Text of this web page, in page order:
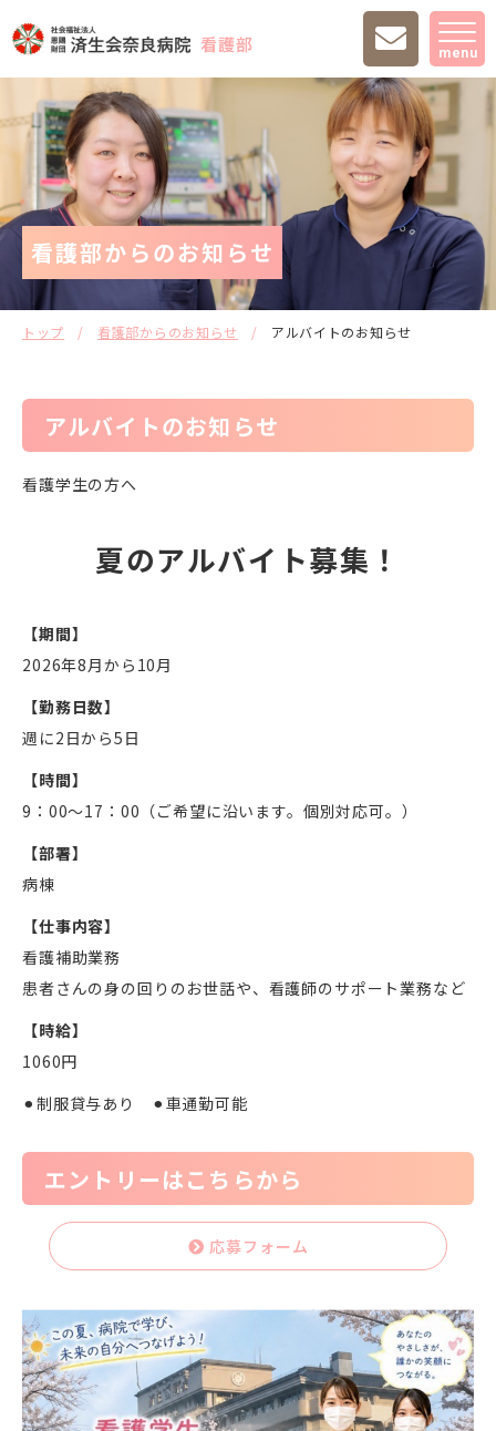
menu
看護部からのお知らせ
トップ 看護部からのお知らせ アルバイトのお知らせ
アルバイトのお知らせ
看護学生の方へ
夏のアルバイト募集！
【期間】
2026年8月から10月
【勤務日数】
週に2日から5日
【時間】
9：00～17：00（ご希望に沿います。個別対応可。）
【部署】
病棟
【仕事内容】
看護補助業務
患者さんの身の回りのお世話や、看護師のサポート業務など
【時給】
1060円
⚫︎制服貸与あり ⚫︎車通勤可能
エントリーはこちらから
応募フォーム